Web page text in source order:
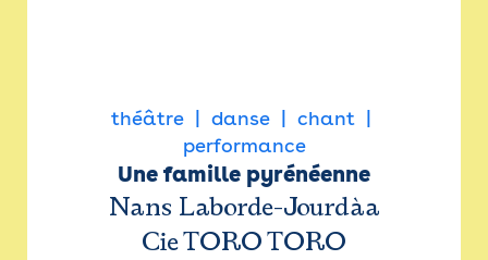
théâtre danse
chant
performance
Une famille pyrénéenne
Nans Laborde-Jourdàa
Cie TORO TORO